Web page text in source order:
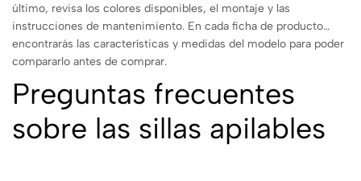
último, revisa los colores disponibles, el montaje y las
instrucciones de mantenimiento. En cada ficha de producto
encontrarás las características y medidas del modelo para poder
compararlo antes de comprar.
Preguntas frecuentes
sobre las sillas apilables